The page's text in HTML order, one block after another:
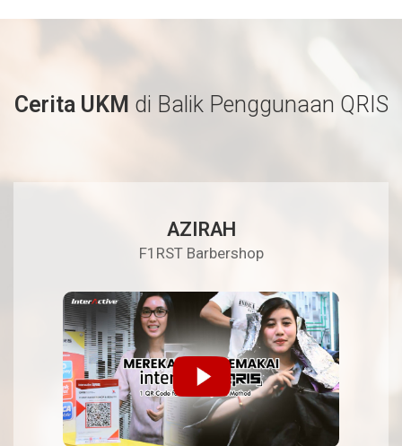
Cerita UKM di Balik Penggunaan QRIS
AZIRAH
F1RST Barbershop